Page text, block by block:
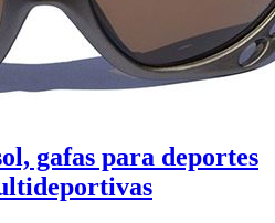
gafas para deportes